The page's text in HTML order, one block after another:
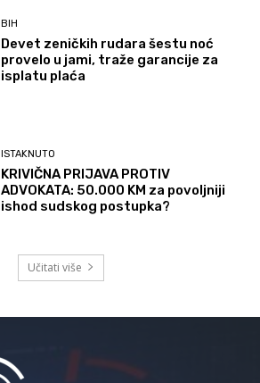
BIH
Devet zeničkih rudara šestu noć
provelo u jami, traže garancije za
isplatu plaća
ISTAKNUTO
KRIVIČNA PRIJAVA PROTIV
ADVOKATA: 50.000 KM za povoljniji
ishod sudskog postupka?
Učitati više